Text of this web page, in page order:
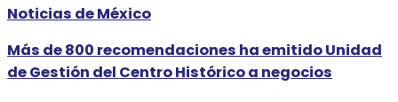
Noticias de México
Más de 800 recomendaciones ha emitido Unidad
de Gestión del Centro Histórico a negocios